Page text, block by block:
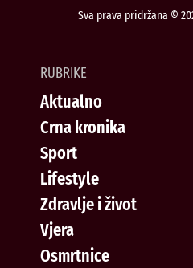
Sva prava pridržana ©
RUBRIKE
Aktualno
Crna kronika
Sport
Lifestyle
Zdravlje i život
Vjera
Osmrtnice